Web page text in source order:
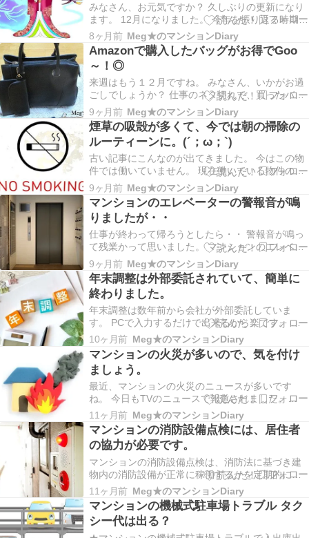
みなさん、お元気ですか？ 久しぶりの更新になり
ます。 12月になりました。 今年を振り返る時期に
なりましたね。 今年の十大ニュースって言います
が、私には大きな一つです。 以前書いて下書きに
戻したお局様の話です。 やっと、自分から、しか
も・・急に辞めました～～。 そのお局様のこと
を…
8ヶ月前 Meg★のマンションDiary
Amazonで購入したバッグがお得でGoo
～！◎
来週はもう１２月ですね。 みなさん、いかがお過
ごしでしょうか？ 仕事のネタ切れで、買ったバッ
グについて書きます。 黒いバッグを探していまし
た。 Amazonで安いわりに収納力があり、良さそ
うなのを見つけました。 安いのでハズレ覚悟で買
ってみました。 💎シンプルで上品なデザイン 💎…
9ヶ月前 Meg★のマンションDiary
煙草の吸殻が多くて、今では朝の掃除の
ルーティーンに。(´；ω；`)
古い記事にこんなのが出てきました。 今はこの物
件では働いていません。 現在働いている物件の一
つの話です。 朝の勤務の時は、巡回清掃がありま
す。 そこは「公開空地」があって、道沿いにあり
ます。 その関係だと思いますが、通行人の煙草の
吸殻が必ずあります。 最低5本程度は必ずあるの
で、…
9ヶ月前 Meg★のマンションDiary
マンションのエレベーターの警報音が鳴
りましたが・・
仕事が終わって帰ろうとしたら・・ 警報音が鳴っ
て残業かって思いました。 マンションのエレベー
ターの警報音の場所の受話器で連絡しても、反応
がありません。 以前、別の物件で起こって管理会
社に連絡したことを思い出して、対応しました。
現場に行ってエレベーターを確認してみると、誰
もいない…
9ヶ月前 Meg★のマンションDiary
年末調整は外部委託されていて、簡単に
終わりました。
年末調整は数年前から会社が外部委託していま
す。 PCで入力するだけで出来るから楽です。 や
り方の説明の動画もあります。 ①ログイン ②質問
に回答する。 昨年のデータが残っているので、
「変更あり」「変更なし」を選ぶだけです。 私は
金額の入力がありました。 ③必要書類の原本を、
印刷し…
10ヶ月前 Meg★のマンションDiary
マンションの火災が多いので、気を付け
ましょう。
最近、マンションの火災のニュースが多いです
ね。 今日もTVのニュースで報道されました。
NHKより モバイルバッテリーから出火か 杉並区の
マンション火事6人搬送 2025年9月25日 11時58分
25日未明、東京 杉並区のマンションで火事があ
り、男女6人が煙を吸うなどして病院に…
11ヶ月前 Meg★のマンションDiary
マンションの消防設備点検には、居住者
の協力が必要です。
マンションの消防設備点検は、消防法に基づき建
物内の消防設備が正常に稼働するかを定期的に確
認するための点検です。 万一の火災発生時に、居
住者の命や財産を守るために欠かせない重要なも
のです。 具体的には、非常ベルや消火器、スプリ
ンクラーなどの消火設備が、いざというときに正
11ヶ月前 Meg★のマンションDiary
マンションの機械式駐車場トラブル タク
シー代は出る？